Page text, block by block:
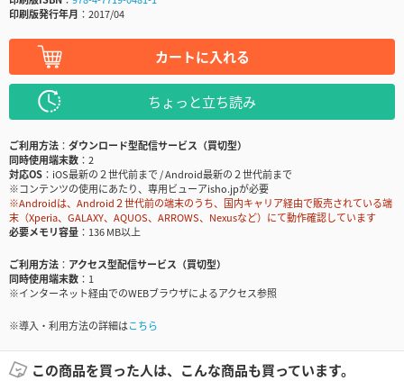
印刷版発行年月
2017/04
カートに入れる
ちょっと立ち読み
ご利用方法
ダウンロード型配信サービス（買切型）
同時使用端末数
2
対応OS
iOS最新の２世代前まで / Android最新の２世代前まで
※コンテンツの使用にあたり、専用ビューアisho.jpが必要
※Androidは、Android２世代前の端末のうち、国内キャリア経由で販売されている端
末（Xperia、GALAXY、AQUOS、ARROWS、Nexusなど）にて動作確認しています
必要メモリ容量
136 MB以上
ご利用方法
アクセス型配信サービス（買切型）
同時使用端末数
1
※インターネット経由でのWEBブラウザによるアクセス参照
※導入・利用方法の詳細はこちら
この商品を買った人は、こんな商品も買っています。